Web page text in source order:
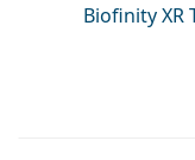
Biofinity XR